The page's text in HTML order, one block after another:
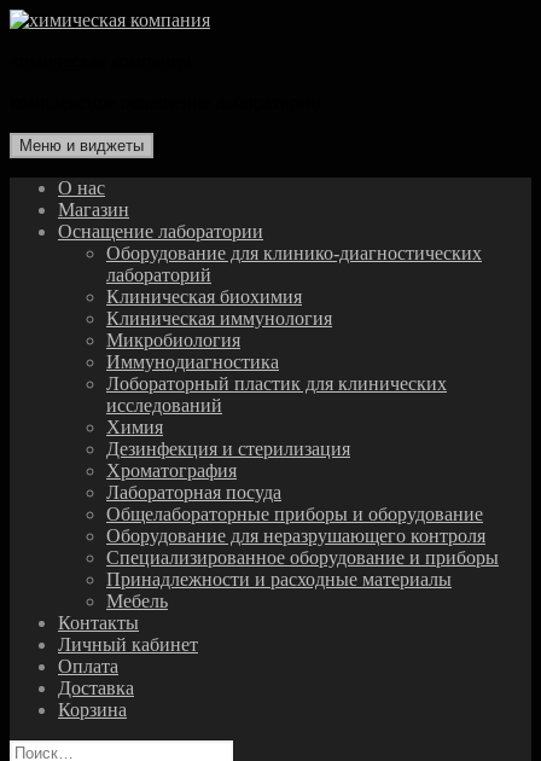
Перейти
Меню и виджеты
О нас
Магазин
Оснащение лаборатории
Оборудование для клинико-диагностических
лабораторий
Клиническая биохимия
Клиническая иммунология
Микробиология
Иммунодиагностика
Лобораторный пластик для клинических
исследований
Химия
Дезинфекция и стерилизация
Хроматография
Лабораторная посуда
Общелабораторные приборы и оборудование
Оборудование для неразрушающего контроля
Специализированное оборудование и приборы
Принадлежности и расходные материалы
Мебель
Контакты
Личный кабинет
Оплата
Доставка
Корзина
Найти: